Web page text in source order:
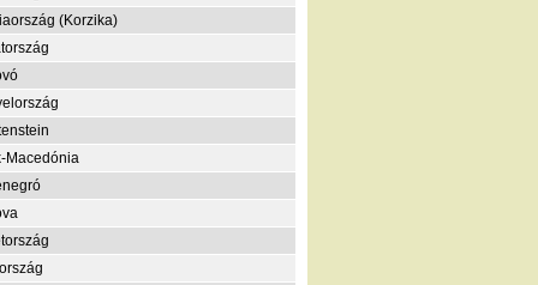
(Korzika)
Macedónia